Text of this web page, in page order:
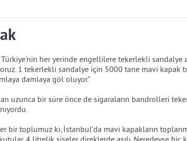
her yerinde engellilere tekerlekli sandalye
1 tekerlekli sandalye için 5000 tane mavi kapak
damlaya göl oluyor.”
uzunca bir süre önce de sigaraların bandrolleri
bir toplumuz ki, İstanbul’da mavi kapakların
4 litrelik şişeler direklerde asılı. Neredeyse hiç